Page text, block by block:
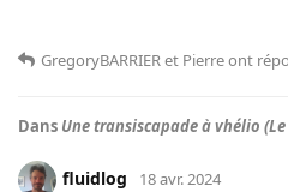
GregoryBARRIERet Pierreont
Dans Une transiscapade à vhélio
fluidlog 18 avr. 2024